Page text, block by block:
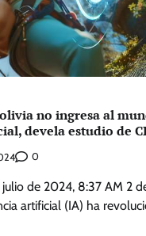
no ingresa al
devela estudio de
0
de 2024, 8:37 AM 2
artificial (IA) ha